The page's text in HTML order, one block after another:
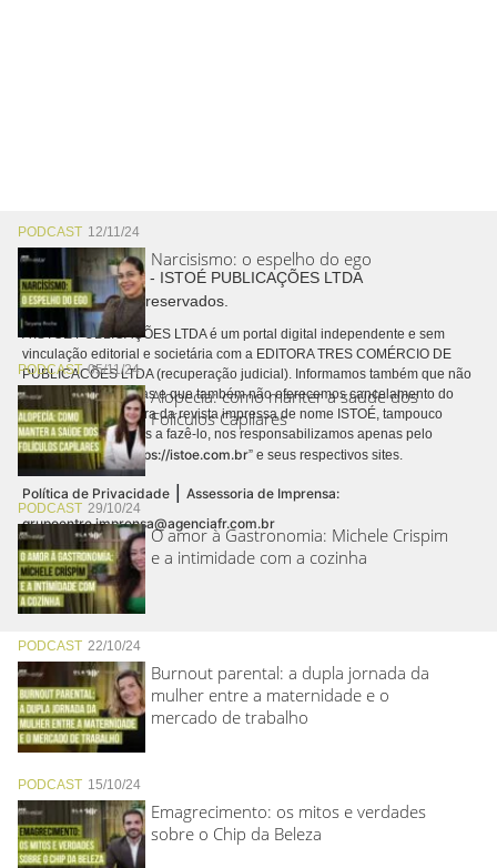
PODCAST 12/11/24
Narcisismo: o espelho do ego
PODCAST05/11/24
Alopecia: como manter a saúde dos
Folículos Capilares
PODCAST 29/10/24
O amor à Gastronomia: Michele Crispim
e a intimidade com a cozinha
PODCAST 22/10/24
Burnout parental: a dupla jornada da
mulher entre a maternidade e o
mercado de trabalho
PODCAST 15/10/24
Emagrecimento: os mitos e verdades
sobre o Chip da Beleza
Copyright © 2026 - ISTOÉ PUBLICAÇÕES LTDA
Todos os direitos reservados.
A ISTOÉ PUBLICAÇÕES LTDA é um portal digital independente e sem
vinculação editorial e societária com a EDITORA TRES COMÉRCIO DE
PUBLICACÕES LTDA (recuperação judicial). Informamos também que não
realizamos cobranças e que também não oferecemos cancelamento do
contrato de assinatura da revista impressa de nome ISTOÉ, tampouco
autorizamos terceiros a fazê-lo, nos responsabilizamos apenas pelo
conteúdo digital “https://istoe.com.br” e seus respectivos sites.
Política de Privacidade | Assessoria de Imprensa:
grupoentre.imprensa@agenciafr.com.br